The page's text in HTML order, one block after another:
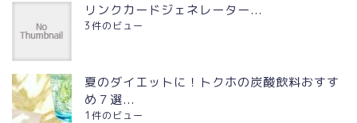
リンクカードジェネレーター...
3件のビュー
夏のダイエットに！トクホの炭酸飲料おすす
め７選...
1件のビュー